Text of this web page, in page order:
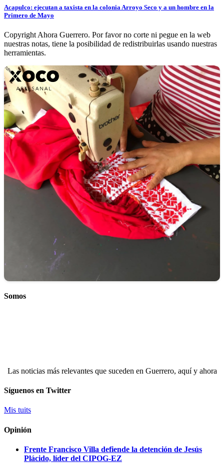
Acapulco: ejecutan a taxista en la colonia Arroyo Seco y a un hombre en la
Primero de Mayo
Copyright Ahora Guerrero. Por favor no corte ni pegue en la web
nuestras notas, tiene la posibilidad de redistribuirlas usando nuestras
herramientas.
Somos
Las noticias más relevantes que suceden en Guerrero, aquí y ahora
Síguenos en Twitter
Mis tuits
Opinión
Frente Francisco Villa defiende la detención de Jesús
Plácido, líder del CIPOG-EZ